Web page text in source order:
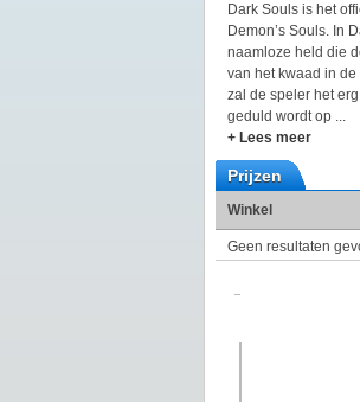
Dark Souls is het
Demon’s Souls. In
naamloze held die
van het kwaad in de
zal de speler het
geduld wordt op ...
+ Lees meer
Prijzen
Winkel
Geen resultaten